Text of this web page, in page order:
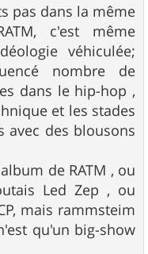
pas dans la même
c'est même
véhiculée;
nombre de
dans le hip-hop ,
et les stades
avec des blousons
de RATM , ou
Led Zep , ou
mais rammsteim
qu'un big-show